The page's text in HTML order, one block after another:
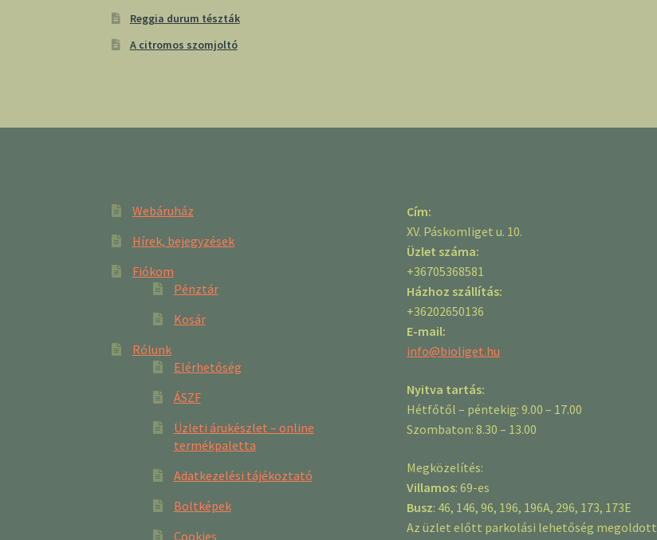
Reggia durum tészták
A citromos szomjoltó
Webáruház
Hírek, bejegyzések
Fiókom
Pénztár
Kosár
Rólunk
Elérhetőség
ÁSZF
Üzleti árukészlet – online
termékpaletta
Adatkezelési tájékoztató
Boltképek
Cookies
Cím:
XV. Páskomliget u. 10.
Üzlet száma:
+36705368581
Házhoz szállítás:
+36202650136
E-mail:
info@bioliget.hu
Nyitva tartás:
Hétfőtől – péntekig: 9.00 – 17.00
Szombaton: 8.30 – 13.00
Megközelítés:
Villamos: 69-es
Busz: 46, 146, 96, 196, 196A, 296, 173, 173E
Az üzlet előtt parkolási lehetőség megoldott